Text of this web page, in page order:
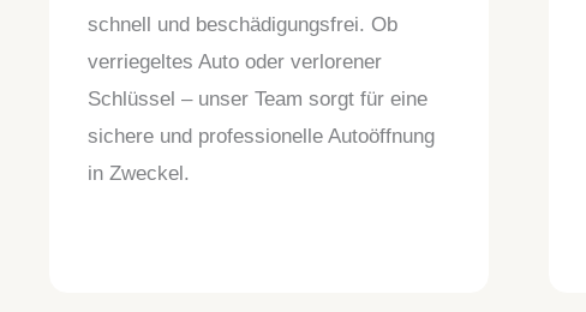
schnell und beschädigungsfrei. Ob
verriegeltes Auto oder verlorener
Schlüssel – unser Team sorgt für eine
sichere und professionelle Autoöffnung
in Zweckel.